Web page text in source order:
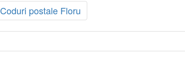
Coduri postale Floru